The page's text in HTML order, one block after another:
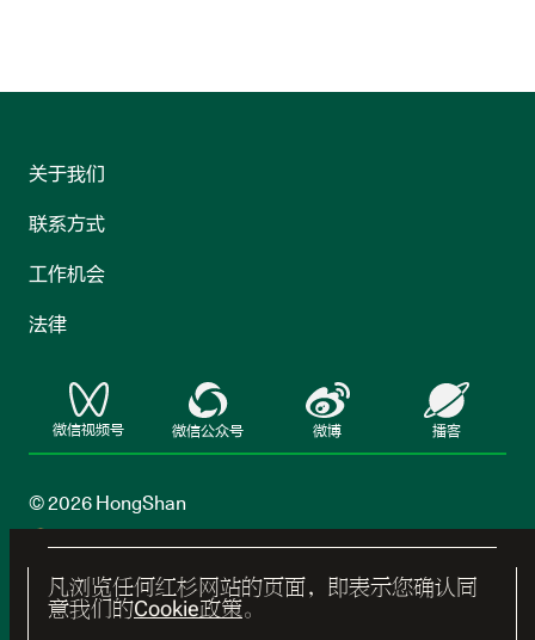
凡浏览任何红杉网站的页面，即表示您确认同
意我们的Cookie政策。
关于我们
联系方式
工作机会
法律
微信视频号 微信公众号 微博 播客
© 2026 HongShan
2022009854号-2